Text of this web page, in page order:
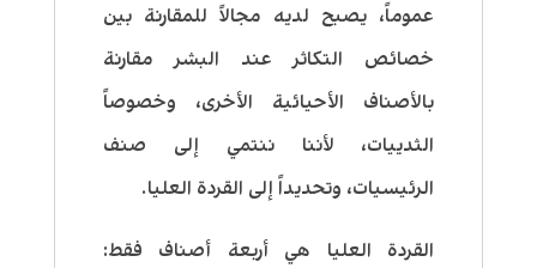
عموماً، يصبح لديه مجالاً للمقارنة بين
خصائص التكاثر عند البشر مقارنة
بالأصناف الأحيائية الأخرى، وخصوصاً
الثدييات، لأننا ننتمي إلى صنف
الرئيسيات، وتحديداً إلى القردة العليا.
القردة العليا هي أربعة أصناف فقط: